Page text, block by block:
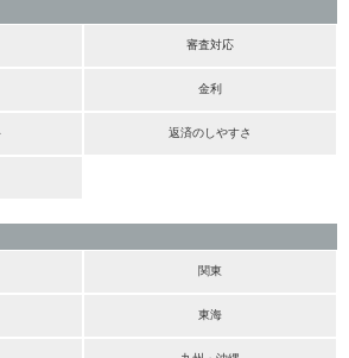
審査対応
金利
返済のしやすさ
関東
東海